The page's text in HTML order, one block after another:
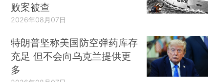
败案被查
2026年08月07日
特朗普坚称美国防空弹药库存
充足 但不会向乌克兰提供更
多